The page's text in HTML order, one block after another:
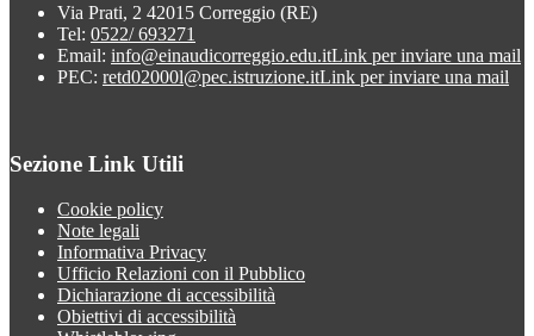
Via Prati, 2 42015 Correggio (RE)
Tel: 0522/ 693271
Email: info@einaudicorreggio.edu.itLink per inviare una mail
PEC: retd02000l@pec.istruzione.itLink per inviare una mail
Sezione Link Utili
Cookie policy
Note legali
Informativa Privacy
Ufficio Relazioni con il Pubblico
Dichiarazione di accessibilità
Obiettivi di accessibilità